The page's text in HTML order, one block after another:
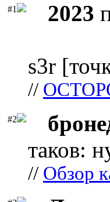
#1 2023
s3r
//
#2
таков:
// Обзор